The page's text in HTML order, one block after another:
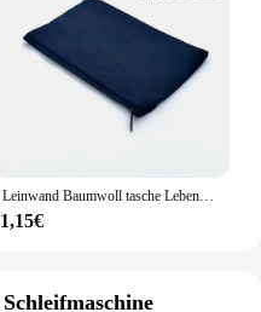
Leinwand Baumwoll tasche Lebensmittel handtasche faltbare Stoff Einkaufstasche tragbare Lagerung Organizer Einkaufstasche für Frau Stoff Organizer Tasche
1,15€
Schleifmaschine